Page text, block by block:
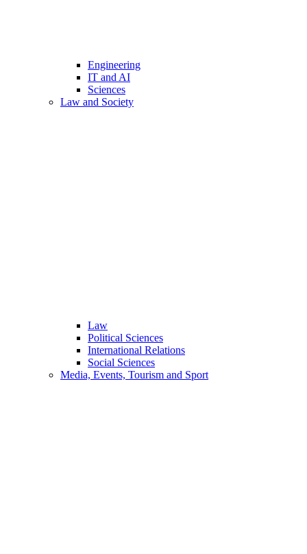
Engineering
IT and AI
Sciences
Law and Society
Law
Political Sciences
International Relations
Social Sciences
Media, Events, Tourism and Sport